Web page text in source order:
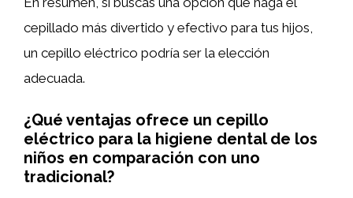
cepillado más divertido y efectivo para tus hijos,
un cepillo eléctrico podría ser la elección
adecuada.
¿Qué ventajas ofrece un cepillo
eléctrico para la higiene dental de los
niños en comparación con uno
tradicional?